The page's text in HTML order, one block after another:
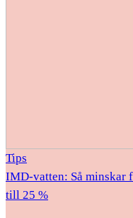
Tips
IMD-vatten: Så minskar
till 25 %